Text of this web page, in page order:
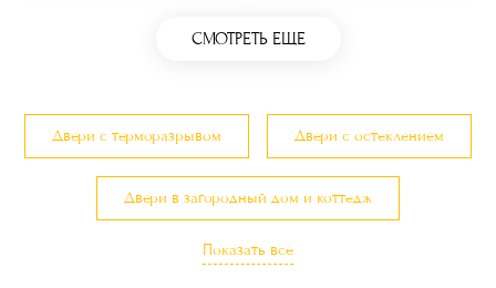
СМОТРЕТЬ ЕЩЕ
Двери с терморазрывом Двери с остеклением
Двери в загородный дом и коттедж
Двери с утеплением Трехконтурные двери
Показать все